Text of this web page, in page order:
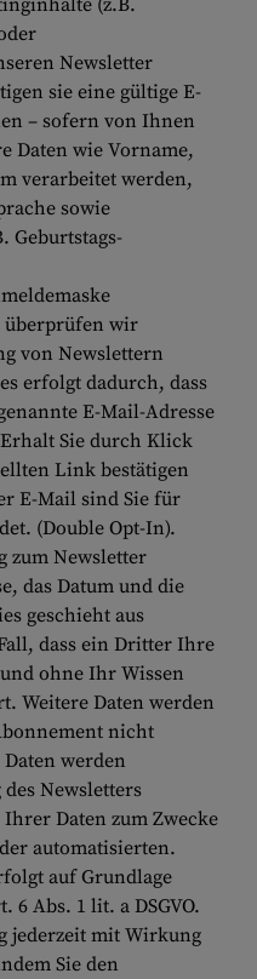
(z.B.
Newsletter
sie eine gültige E-
– sofern von Ihnen
Daten wie Vorname,
verarbeitet werden,
sowie
Geburtstags-
überprüfen wir
von Newslettern
erfolgt dadurch, dass
E-Mail-Adresse
Sie durch Klick
Link bestätigen
E-Mail sind Sie für
(Double Opt-In).
zum Newsletter
das Datum und die
geschieht aus
dass ein Dritter Ihre
ohne Ihr Wissen
Weitere Daten werden
nicht
werden
Newsletters
Daten zum Zwecke
automatisierten.
auf Grundlage
Abs. 1 lit. a DSGVO.
jederzeit mit Wirkung
Sie den